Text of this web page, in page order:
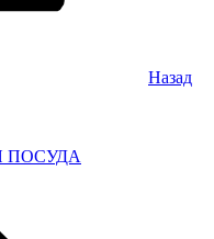
Назад
ПОСУДА